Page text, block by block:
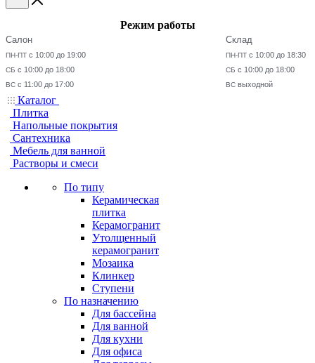
Режим работы
Салон
ПН-ПТ с 10:00 до 19:00
СБ с 10:00 до 18:00
ВС с 11:00 до 17:00
Склад
ПН-ПТ с 10:00 до 18:30
СБ с 10:00 до 18:00
ВС выходной
Каталог
Плитка
Напольные покрытия
Сантехника
Мебель для ванной
Растворы и смеси
По типу
Керамическая
плитка
Керамогранит
Утолщенный
керамогранит
Мозаика
Клинкер
Ступени
По назначению
Для бассейна
Для ванной
Для кухни
Для офиса